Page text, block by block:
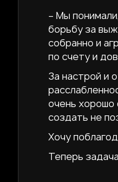
– Мы
борьбу за
собранно и
по счету и
За настрой и
очень хорошо
создать не
Хочу
Теперь